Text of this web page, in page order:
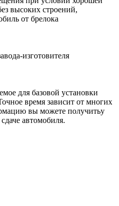
высоких строений,
от брелока
изготовителя
для базовой установки
время зависит от многих
вы можете получитьу
автомобиля.